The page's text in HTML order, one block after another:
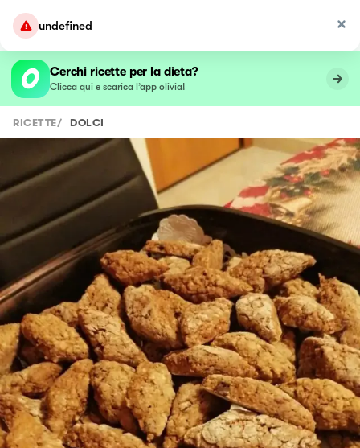
undefined
Cerchi ricette per la dieta?
Clicca qui e scarica l’app olivia!
RICETTE/ DOLCI